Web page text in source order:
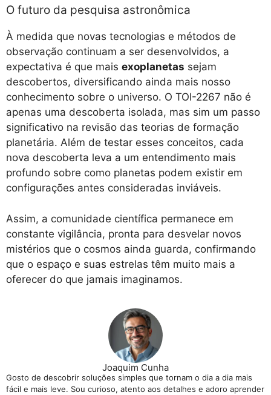
O futuro da pesquisa astronômica
À medida que novas tecnologias e métodos de
observação continuam a ser desenvolvidos, a
expectativa é que mais exoplanetas sejam
descobertos, diversificando ainda mais nosso
conhecimento sobre o universo. O TOI-2267 não é
apenas uma descoberta isolada, mas sim um passo
significativo na revisão das teorias de formação
planetária. Além de testar esses conceitos, cada
nova descoberta leva a um entendimento mais
profundo sobre como planetas podem existir em
configurações antes consideradas inviáveis.
Assim, a comunidade científica permanece em
constante vigilância, pronta para desvelar novos
mistérios que o cosmos ainda guarda, confirmando
que o espaço e suas estrelas têm muito mais a
oferecer do que jamais imaginamos.
Joaquim Cunha
Gosto de descobrir soluções simples que tornam o dia a dia mais
fácil e mais leve. Sou curioso, atento aos detalhes e adoro aprender